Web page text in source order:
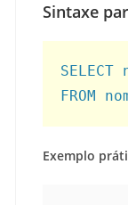
Sintaxe
FROM
Exemplo